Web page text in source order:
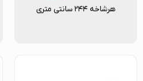
هرشاخه ۲۴۴ سانتی متری